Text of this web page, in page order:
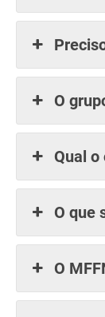
O
Qual
O que
O